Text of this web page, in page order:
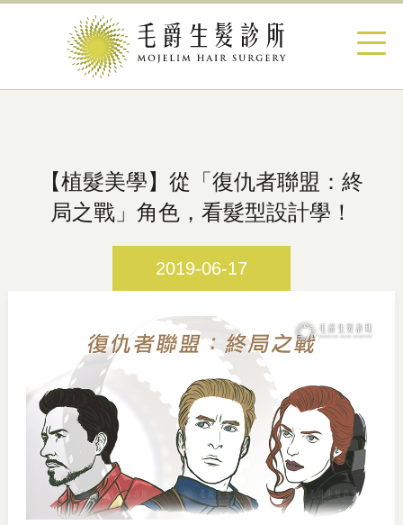
【植髮美學】從「復仇者聯盟：終
局之戰」角色，看髮型設計學！
2019-06-17